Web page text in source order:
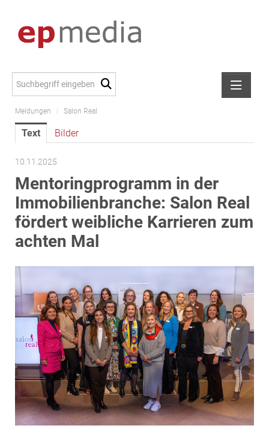
Meldungen
Alexander Peer
amb Development
ATL Immoinvest
AURE Immobilien
Austria Sotheby's International Realty
City Park Vienna
EPHIC Group
epmedia Werbeagentur
ESTINA Immobilien
Greystar
Grossmann + Kaswurm Immobilien
Gutwerk Immobilien Treuhand
HANDLER Gruppe
HARING Group
Meldungen / Salon Real
Text Bilder
10.11.2025
Mentoringprogramm in der
Immobilienbranche: Salon Real
fördert weibliche Karrieren zum
achten Mal